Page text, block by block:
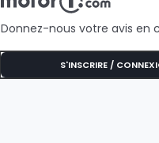
Donnez-nous votre avis en
S'INSCRIRE /